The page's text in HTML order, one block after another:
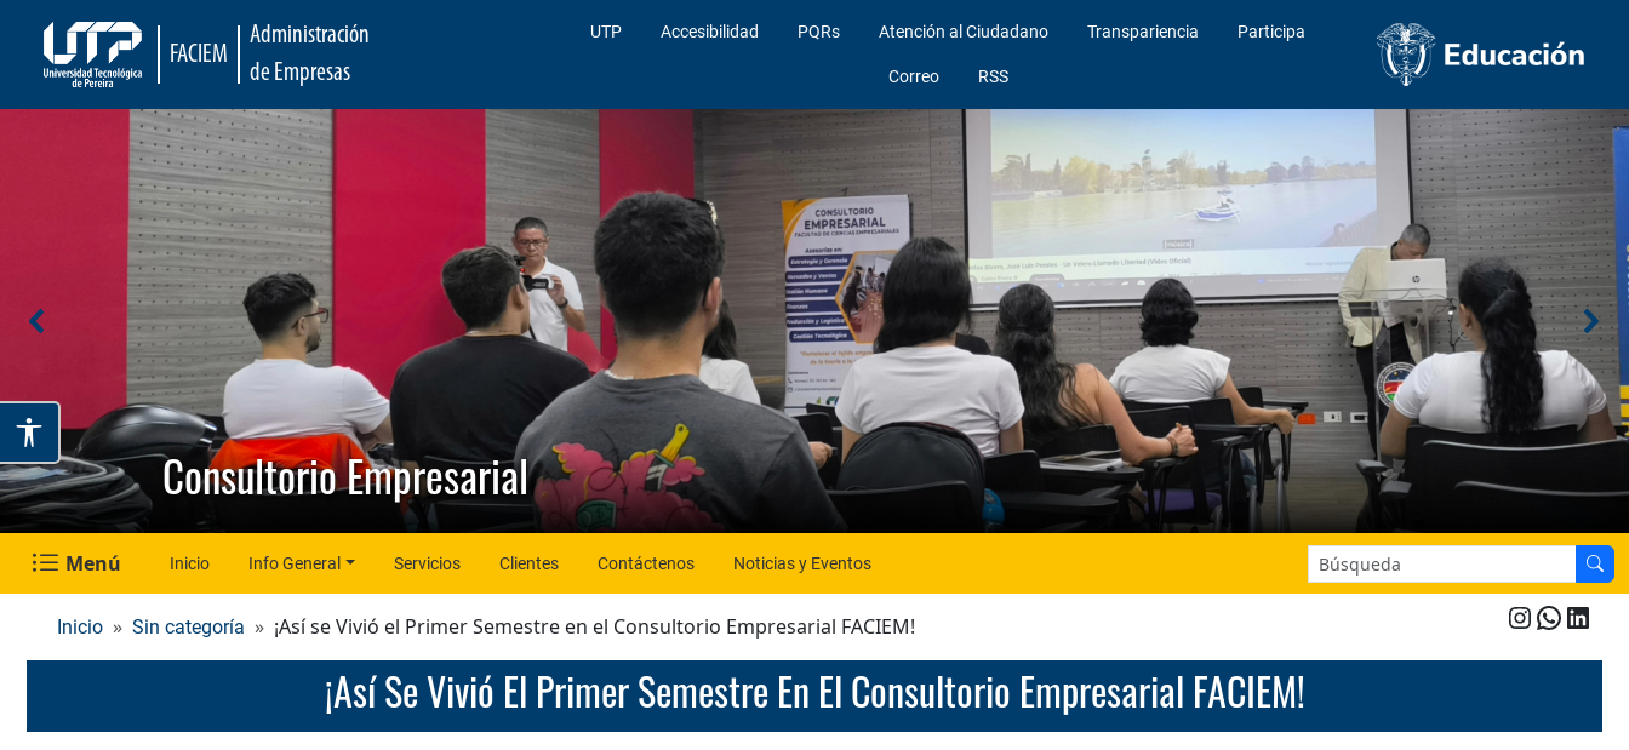
FACIEM
Administración
de Empresas
UTP Accesibilidad PQRs Atención al Ciudadano Transpariencia Participa
Correo RSS
Consultorio Empresarial
Menú Inicio Info General Servicios Clientes Contáctenos Noticias y Eventos Buscar en el sitio:
Inicio Sin categoría ¡Así se Vivió el Primer Semestre en el Consultorio Empresarial FACIEM!
¡Así Se Vivió El Primer Semestre En El Consultorio Empresarial FACIEM!